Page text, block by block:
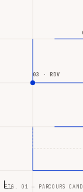
03 · RDV
FIG. 01 — PARCOURS